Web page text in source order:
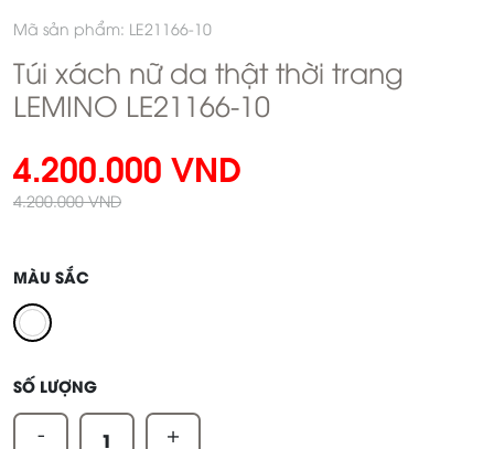
Mã sản phẩm: LE21166-10
Túi xách nữ da thật thời trang
LEMINO LE21166-10
4.200.000 VND
4.200.000 VND
MÀU SẮC
SỐ LƯỢNG
- +